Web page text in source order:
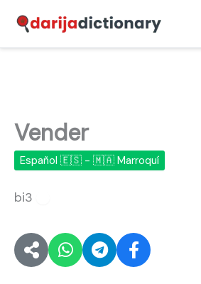
contenido
Vender
Español 🇪🇸 - 🇲🇦 Marroquí
bi3